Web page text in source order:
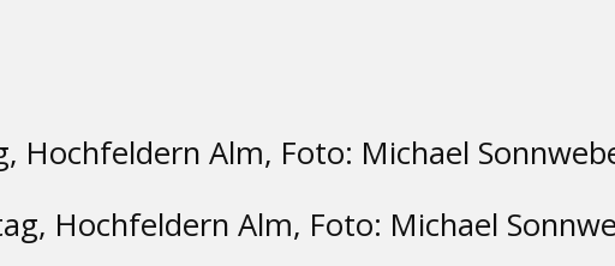
Hochfeldern Alm, Foto: Michael